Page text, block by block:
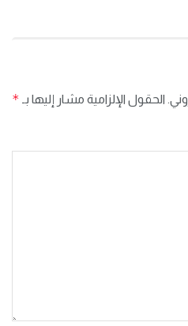
الحقول الإلزامية مشار إليها بـ *